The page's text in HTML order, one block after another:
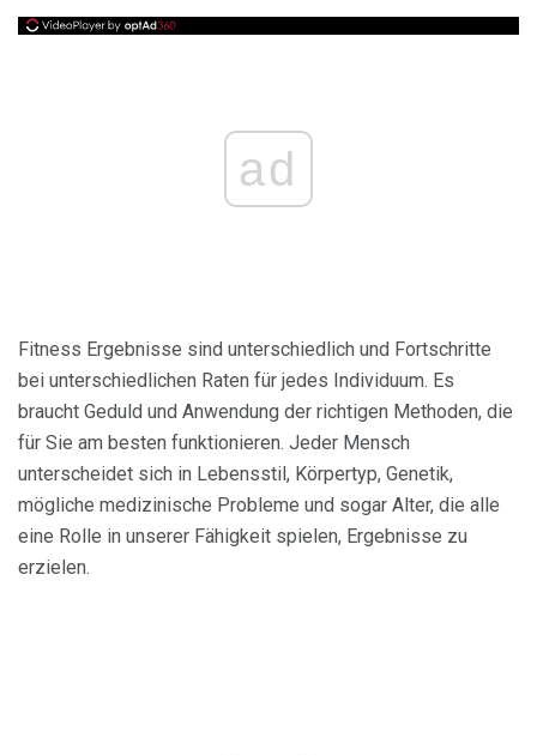
ad
Fitness Ergebnisse sind unterschiedlich und Fortschritte
bei unterschiedlichen Raten für jedes Individuum. Es
braucht Geduld und Anwendung der richtigen Methoden, die
für Sie am besten funktionieren. Jeder Mensch
unterscheidet sich in Lebensstil, Körpertyp, Genetik,
mögliche medizinische Probleme und sogar Alter, die alle
eine Rolle in unserer Fähigkeit spielen, Ergebnisse zu
erzielen.